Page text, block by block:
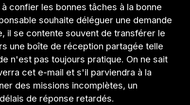
confier les bonnes tâches à la bonne
souhaite déléguer une demande
il se contente souvent de transférer le
une boîte de réception partagée telle
n'est pas toujours pratique. On ne sait
cet e-mail et s'il parviendra à la
des missions incomplètes, un
de réponse retardés.